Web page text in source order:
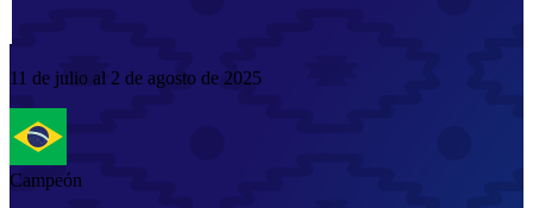
11 de julio al 2 de agosto de 2025
Campeón